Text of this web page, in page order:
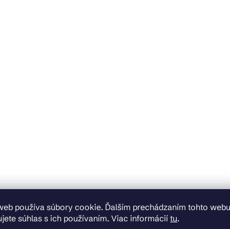
používa súbory cookie. Ďalším prechádzaním tohto
súhlas s ich používaním. Viac informácií tu.